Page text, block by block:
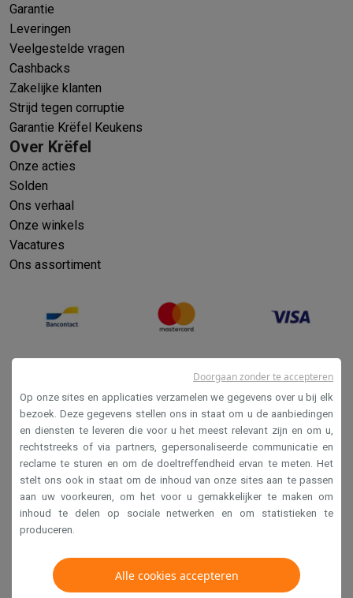
Garantie
Leveringen
Veelgestelde vragen
Cashbacks
Zakelijke klanten
Strijd tegen corruptie
Garantie Krëfel Keukens
Over Krëfel
Onze acties
Solden
Ons verhaal
Onze winkels
Vacatures
Ons assortiment
Verkoopsvoorwaarden
Privacy
Disclaimer
Cookies
Krëfel NV - Steenstraat 44 - Industriezone 4 "T Sas",
1851 Humbeek, België
Op onze sites en applicaties verzamelen we gegevens over u bij elk
bezoek. Deze gegevens stellen ons in staat om u de aanbiedingen
en diensten te leveren die voor u het meest relevant zijn en om u,
rechtstreeks of via partners, gepersonaliseerde communicatie en
reclame te sturen en om de doeltreffendheid ervan te meten. Het
stelt ons ook in staat om de inhoud van onze sites aan te passen
aan uw voorkeuren, om het voor u gemakkelijker te maken om
inhoud te delen op sociale netwerken en om statistieken te
produceren.
Alle cookies accepteren
Doorgaan zonder te accepteren